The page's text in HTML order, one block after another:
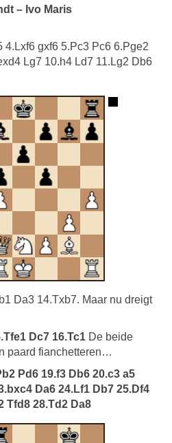
– Ivo Maris
4.Lxf6 gxf6 5.Pc3 Pc6 6.Pge2
Lg7 10.h4 Ld7 11.Lg2 Db6
Da3 14.Txb7. Maar nu dreigt
Dc7 16.Tc1 De beide
paard fianchetteren…
Pd6 19.f3 Db6 20.c3 a5
Da6 24.Lf1 Db7 25.Df4
Tfd8 28.Td2 Da8